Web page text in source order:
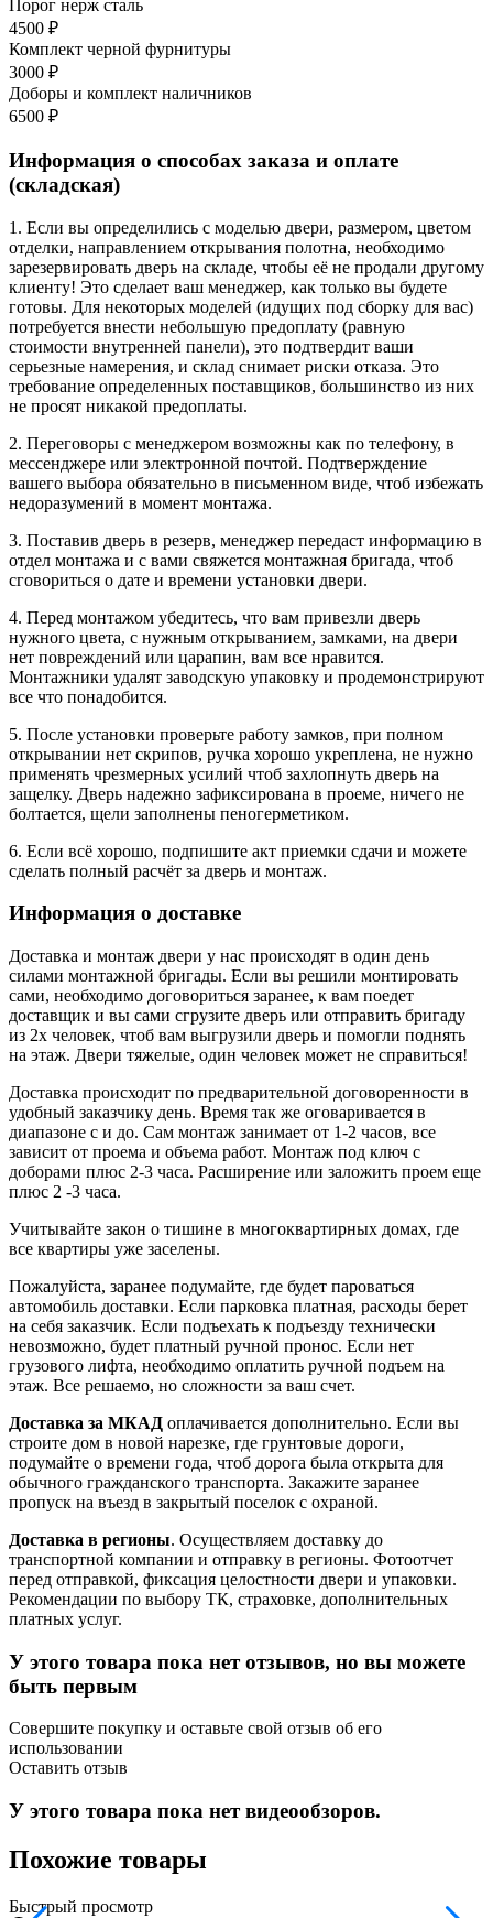
Порог нерж сталь
4500 ₽
Комплект черной фурнитуры
3000 ₽
Доборы и комплект наличников
6500 ₽
Информация о способах заказа и оплате
(складская)
1. Если вы определились с моделью двери, размером, цветом
отделки, направлением открывания полотна, необходимо
зарезервировать дверь на складе, чтобы её не продали другому
клиенту! Это сделает ваш менеджер, как только вы будете
готовы. Для некоторых моделей (идущих под сборку для вас)
потребуется внести небольшую предоплату (равную
стоимости внутренней панели), это подтвердит ваши
серьезные намерения, и склад снимает риски отказа. Это
требование определенных поставщиков, большинство из них
не просят никакой предоплаты.
2. Переговоры с менеджером возможны как по телефону, в
мессенджере или электронной почтой. Подтверждение
вашего выбора обязательно в письменном виде, чтоб избежать
недоразумений в момент монтажа.
3. Поставив дверь в резерв, менеджер передаст информацию в
отдел монтажа и с вами свяжется монтажная бригада, чтоб
сговориться о дате и времени установки двери.
4. Перед монтажом убедитесь, что вам привезли дверь
нужного цвета, с нужным открыванием, замками, на двери
нет повреждений или царапин, вам все нравится.
Монтажники удалят заводскую упаковку и продемонстрируют
все что понадобится.
5. После установки проверьте работу замков, при полном
открывании нет скрипов, ручка хорошо укреплена, не нужно
применять чрезмерных усилий чтоб захлопнуть дверь на
защелку. Дверь надежно зафиксирована в проеме, ничего не
болтается, щели заполнены пеногерметиком.
6. Если всё хорошо, подпишите акт приемки сдачи и можете
сделать полный расчёт за дверь и монтаж.
Информация о доставке
Доставка и монтаж двери у нас происходят в один день
силами монтажной бригады. Если вы решили монтировать
сами, необходимо договориться заранее, к вам поедет
доставщик и вы сами сгрузите дверь или отправить бригаду
из 2х человек, чтоб вам выгрузили дверь и помогли поднять
на этаж. Двери тяжелые, один человек может не справиться!
Доставка происходит по предварительной договоренности в
удобный заказчику день. Время так же оговаривается в
диапазоне с и до. Сам монтаж занимает от 1-2 часов, все
зависит от проема и объема работ. Монтаж под ключ с
доборами плюс 2-3 часа. Расширение или заложить проем еще
плюс 2 -3 часа.
Учитывайте закон о тишине в многоквартирных домах, где
все квартиры уже заселены.
Пожалуйста, заранее подумайте, где будет пароваться
автомобиль доставки. Если парковка платная, расходы берет
на себя заказчик. Если подъехать к подъезду технически
невозможно, будет платный ручной пронос. Если нет
грузового лифта, необходимо оплатить ручной подъем на
этаж. Все решаемо, но сложности за ваш счет.
Доставка за МКАД оплачивается дополнительно. Если вы
строите дом в новой нарезке, где грунтовые дороги,
подумайте о времени года, чтоб дорога была открыта для
обычного гражданского транспорта. Закажите заранее
пропуск на въезд в закрытый поселок с охраной.
Доставка в регионы. Осуществляем доставку до
транспортной компании и отправку в регионы. Фотоотчет
перед отправкой, фиксация целостности двери и упаковки.
Рекомендации по выбору ТК, страховке, дополнительных
платных услуг.
У этого товара пока нет отзывов, но вы можете
быть первым
Совершите покупку и оставьте свой отзыв об его
использовании
Оставить отзыв
У этого товара пока нет видеообзоров.
Похожие товары
Быстрый просмотр